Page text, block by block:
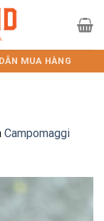
MUA HÀNG
Campomaggi